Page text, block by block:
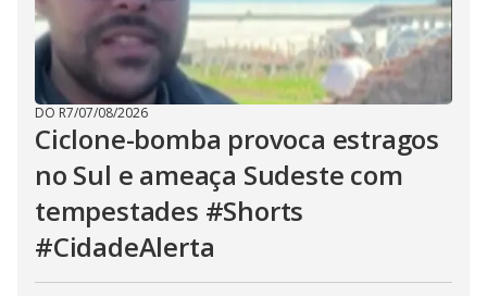
DO R7/07/08/2026
Ciclone-bomba provoca estragos
no Sul e ameaça Sudeste com
tempestades #Shorts
#CidadeAlerta